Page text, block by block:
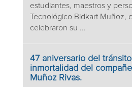
estudiantes, maestros y
Tecnológico Bidkart Muñoz,
celebraron su ...
47 aniversario del
inmortalidad del
Muñoz Rivas.